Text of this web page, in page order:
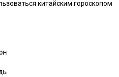
китайским гороскопом